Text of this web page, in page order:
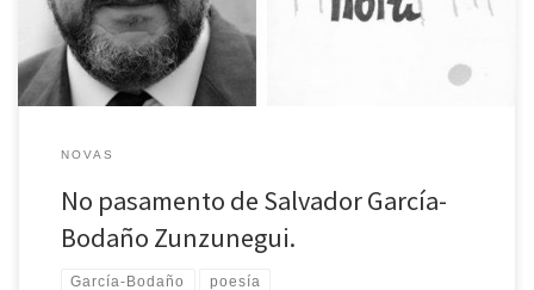
[…]
NOVAS
No pasamento de Salvador García-
Bodaño Zunzunegui.
García-Bodaño poesía